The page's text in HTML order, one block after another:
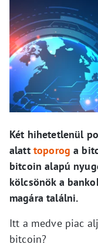
Két hihetetlenül
alatt toporog a
bitcoin alapú
kölcsönök a
magára találni.
Itt a medve piac
bitcoin?